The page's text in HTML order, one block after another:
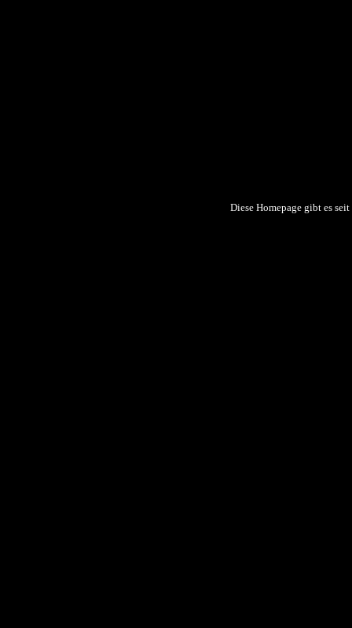
Diese Homepage gibt es